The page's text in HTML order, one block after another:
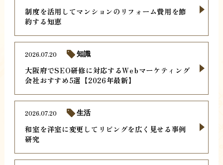
制度を活用してマンションのリフォーム費用を節
約する知恵
大阪府でSEO研修に対応するWebマーケティング
会社おすすめ5選【2026年最新】
2026.07.20 知識
和室を洋室に変更してリビングを広く見せる事例
研究
2026.07.20 生活